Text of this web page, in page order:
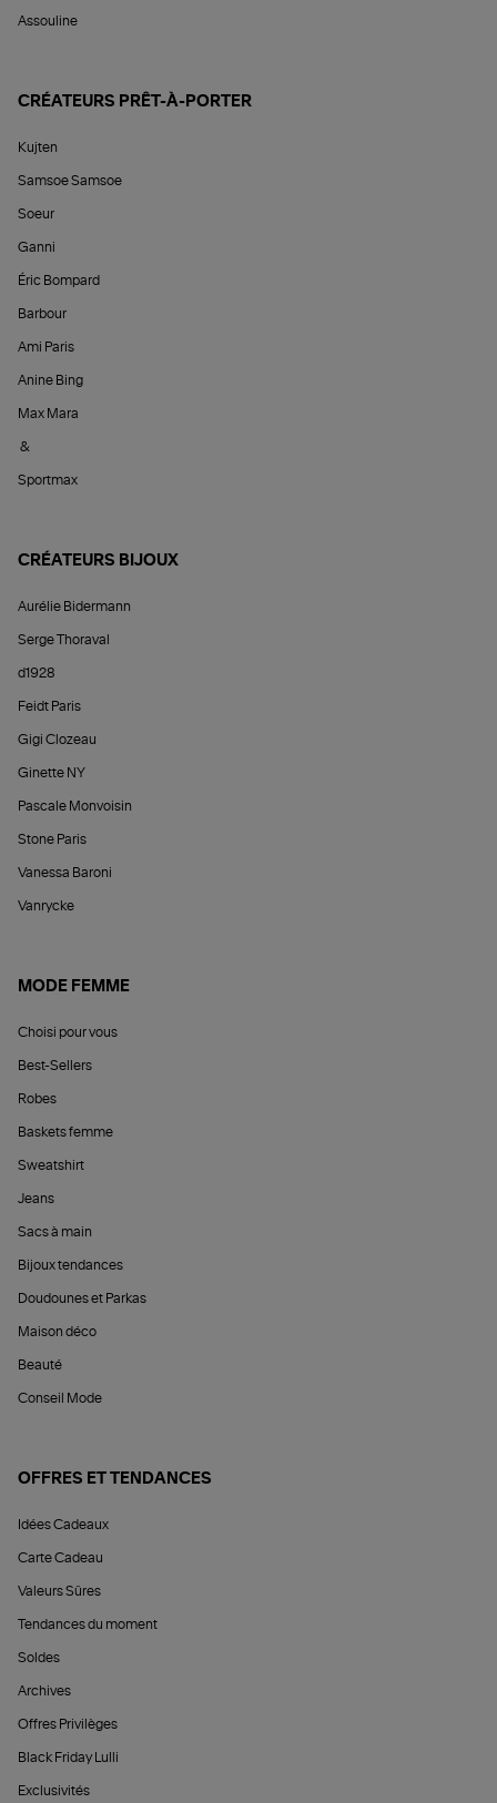
Assouline
CRÉATEURS PRÊT-À-PORTER
Kujten
Samsoe Samsoe
Soeur
Ganni
Éric Bompard
Barbour
Ami Paris
Anine Bing
Max Mara
&
Sportmax
CRÉATEURS BIJOUX
Aurélie Bidermann
Serge Thoraval
d1928
Feidt Paris
Gigi Clozeau
Ginette NY
Pascale Monvoisin
Stone Paris
Vanessa Baroni
Vanrycke
MODE FEMME
Choisi pour vous
Best-Sellers
Robes
Baskets femme
Sweatshirt
Jeans
Sacs à main
Bijoux tendances
Doudounes et Parkas
Maison déco
Beauté
Conseil Mode
OFFRES ET TENDANCES
Idées Cadeaux
Carte Cadeau
Valeurs Sûres
Tendances du moment
Soldes
Archives
Offres Privilèges
Black Friday Lulli
Exclusivités